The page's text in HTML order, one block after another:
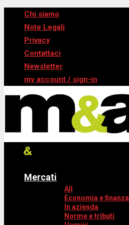
Chi siamo
Note Legali
Privacy
Contattaci
Newsletter
my account / sign-in
Mercati
All
Economia e finanza
In azienda
Norme e tributi